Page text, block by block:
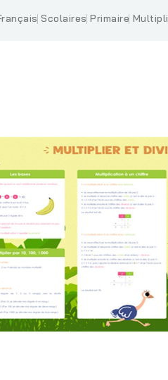
Scolaires Primaire